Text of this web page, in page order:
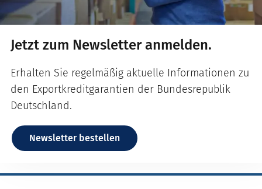
Jetzt zum Newsletter anmelden.
Erhalten Sie regelmäßig aktuelle Informationen zu
den Exportkreditgarantien der Bundesrepublik
Deutschland.
Newsletter bestellen